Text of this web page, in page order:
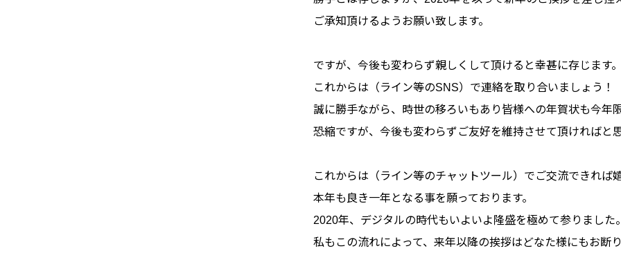
ご承知頂けるようお願い致します。
ですが、今後も変わらず親しくして頂けると幸甚に存じます。
これからは（ライン等のSNS）で連絡を取り合いましょう！
誠に勝手ながら、時世の移ろいもあり皆様への年賀状も今年
恐縮ですが、今後も変わらずご友好を維持させて頂ければと思
これからは（ライン等のチャットツール）でご交流できれば嬉
本年も良き一年となる事を願っております。
2020年、デジタルの時代もいよいよ隆盛を極めて参りました。
私もこの流れによって、来年以降の挨拶はどなた様にもお断り